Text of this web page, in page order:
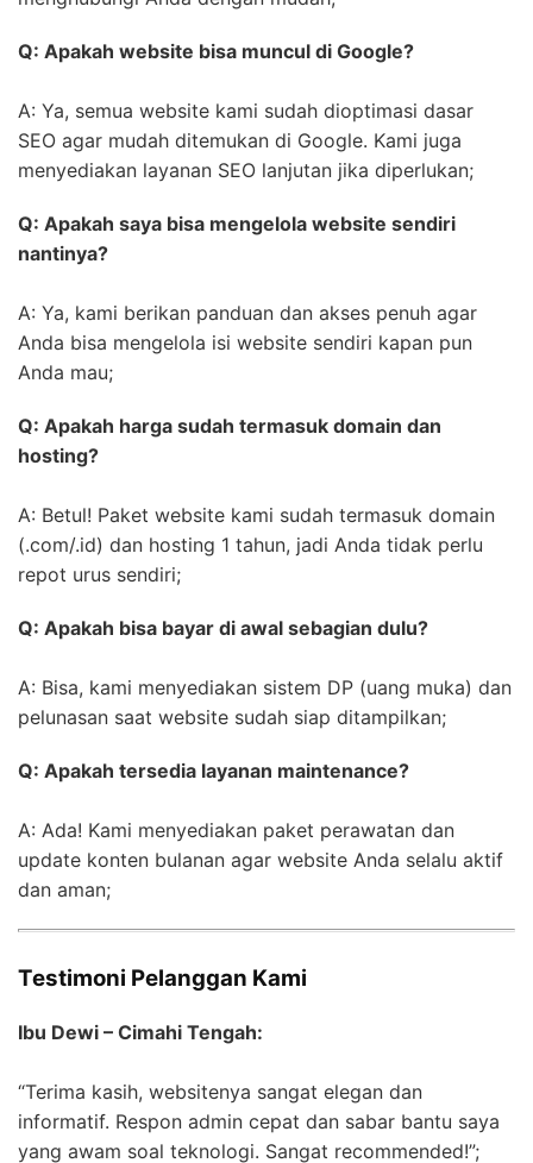
Q: Apakah website bisa muncul di Google?
A: Ya, semua website kami sudah dioptimasi dasar
SEO agar mudah ditemukan di Google. Kami juga
menyediakan layanan SEO lanjutan jika diperlukan;
Q: Apakah saya bisa mengelola website sendiri
nantinya?
A: Ya, kami berikan panduan dan akses penuh agar
Anda bisa mengelola isi website sendiri kapan pun
Anda mau;
Q: Apakah harga sudah termasuk domain dan
hosting?
A: Betul! Paket website kami sudah termasuk domain
(.com/.id) dan hosting 1 tahun, jadi Anda tidak perlu
repot urus sendiri;
Q: Apakah bisa bayar di awal sebagian dulu?
A: Bisa, kami menyediakan sistem DP (uang muka) dan
pelunasan saat website sudah siap ditampilkan;
Q: Apakah tersedia layanan maintenance?
A: Ada! Kami menyediakan paket perawatan dan
update konten bulanan agar website Anda selalu aktif
dan aman;
Testimoni Pelanggan Kami
Ibu Dewi – Cimahi Tengah:
“Terima kasih, websitenya sangat elegan dan
informatif. Respon admin cepat dan sabar bantu saya
yang awam soal teknologi. Sangat recommended!”;